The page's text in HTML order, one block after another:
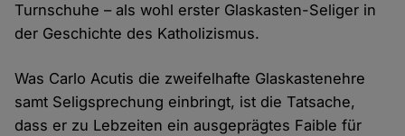
Turnschuhe – als wohl erster Glaskasten-Seliger in
der Geschichte des Katholizismus.
Was Carlo Acutis die zweifelhafte Glaskastenehre
samt Seligsprechung einbringt, ist die Tatsache,
dass er zu Lebzeiten ein ausgeprägtes Faible für